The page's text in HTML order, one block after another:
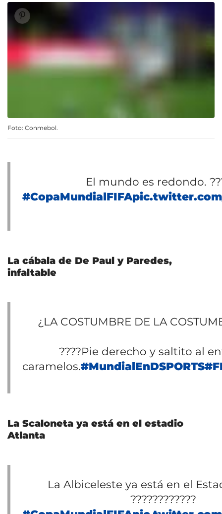
Foto: Conmebol.
El mundo es redondo.
#CopaMundialFIFA
La cábala de De Paul y Paredes,
infaltable
¿LA COSTUMBRE DE LA
????Pie derecho y saltito al
caramelos.#MundialEnDSPORTS
La Scaloneta ya está en el estadio
Atlanta
La Albiceleste ya está en el
????️????????